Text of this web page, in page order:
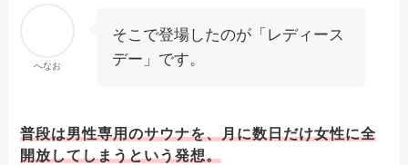
へなお
そこで登場したのが「レディース
デー」です。
普段は男性専用のサウナを、月に数日だけ女性に全
開放してしまうという発想。